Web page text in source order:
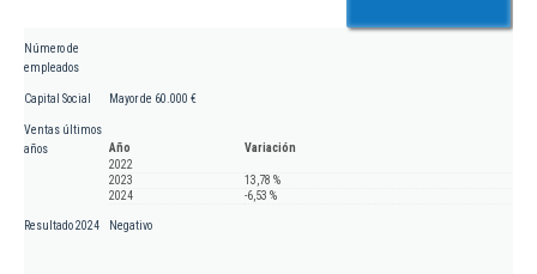
Número de
empleados
Capital Social Mayor de 60.000 €
Ventas últimos
años
Año
Variación
2022
2023
13,78 %
2024
-6,53 %
Resultado 2024 Negativo